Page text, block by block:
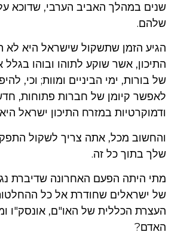
שנים במהלך האביב הערבי, שדוכא
שלהם.
הגיע הזמן שתשקול שישראל היא לא
התיכון, אשר שוקע לתוהו ובוהו בגלל
של בורות, ימי הביניים ומוות; וכי,
לאפשר קיומן של חברות פתוחות,
ודמוקרטיות במזרח התיכון ישראל
והחשוב מכל, אתה צריך לשקול
שלך בתוך כל זה.
מתי היתה הפעם האחרונה שדיברת
של ישראלים שחודרת אל כל
העצרת הכללית של האו"ם, אונסק"ו
האדם?